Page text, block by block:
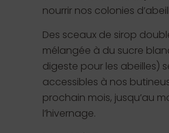
nourrir nos colonies
Des sceaux de sirop
mélangée à du sucre
digeste pour les abeilles)
accessibles à nos
prochain mois, jusqu’au
l’hivernage.